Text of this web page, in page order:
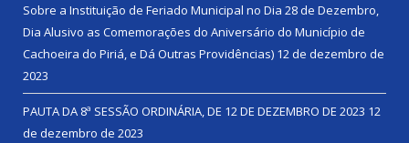
Sobre a Instituição de Feriado Municipal no Dia 28 de Dezembro,
Dia Alusivo as Comemorações do Aniversário do Município de
Cachoeira do Piriá, e Dá Outras Providências) 12 de dezembro de
2023
PAUTA DA 8ª SESSÃO ORDINÁRIA, DE 12 DE DEZEMBRO DE 2023 12
de dezembro de 2023